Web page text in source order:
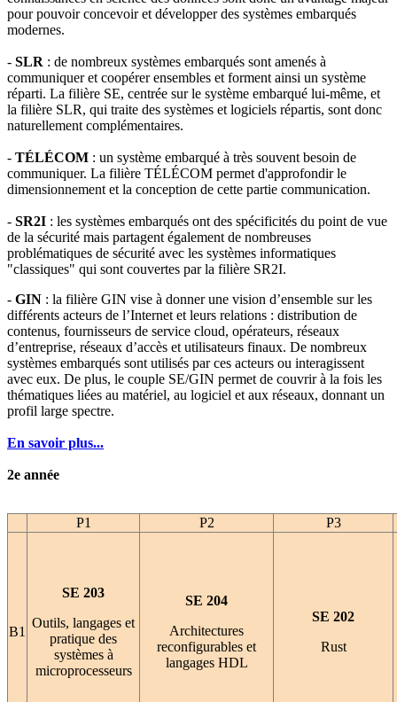
pour pouvoir concevoir et développer des systèmes embarqués
modernes.
- SLR : de nombreux systèmes embarqués sont amenés à
communiquer et coopérer ensembles et forment ainsi un système
réparti. La filière SE, centrée sur le système embarqué lui-même, et
la filière SLR, qui traite des systèmes et logiciels répartis, sont donc
naturellement complémentaires.
- TÉLÉCOM : un système embarqué à très souvent besoin de
communiquer. La filière TÉLÉCOM permet d'approfondir le
dimensionnement et la conception de cette partie communication.
- SR2I : les systèmes embarqués ont des spécificités du point de vue
de la sécurité mais partagent également de nombreuses
problématiques de sécurité avec les systèmes informatiques
"classiques" qui sont couvertes par la filière SR2I.
- GIN : la filière GIN vise à donner une vision d’ensemble sur les
différents acteurs de l’Internet et leurs relations : distribution de
contenus, fournisseurs de service cloud, opérateurs, réseaux
d’entreprise, réseaux d’accès et utilisateurs finaux. De nombreux
systèmes embarqués sont utilisés par ces acteurs ou interagissent
avec eux. De plus, le couple SE/GIN permet de couvrir à la fois les
thématiques liées au matériel, au logiciel et aux réseaux, donnant un
profil large spectre.
En savoir plus...
2e année
P1 P2 P3
B1
SE 203
Outils, langages et
pratique des
systèmes à
microprocesseurs
SE 204
Architectures
reconfigurables et
langages HDL
SE 202
Rust